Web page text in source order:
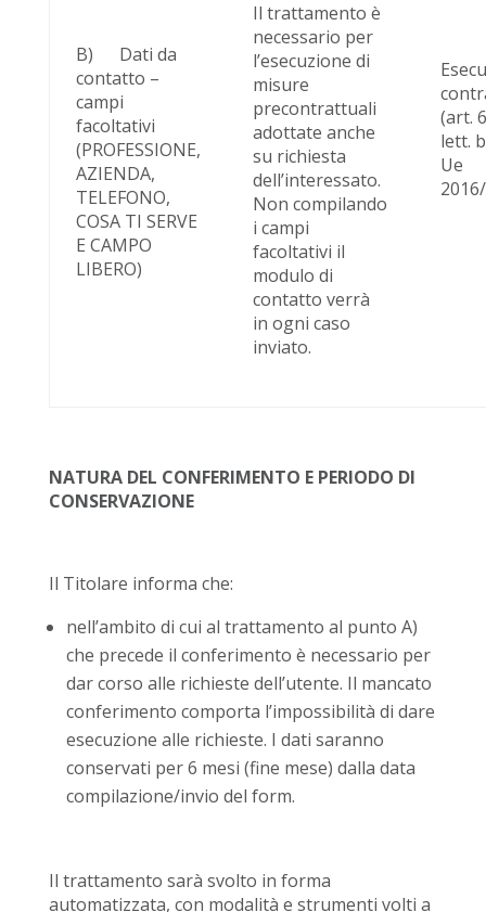
B) Dati da
contatto –
campi
facoltativi
(PROFESSIONE,
AZIENDA,
TELEFONO,
COSA TI SERVE
E CAMPO
LIBERO)
Il trattamento è
necessario per
l’esecuzione di
misure
precontrattuali
adottate anche
su richiesta
dell’interessato.
Non compilando
i campi
facoltativi il
modulo di
contatto verrà
in ogni caso
inviato.
(art.
lett.
Ue
NATURA DEL CONFERIMENTO E PERIODO DI
CONSERVAZIONE
Il Titolare informa che:
nell’ambito di cui al trattamento al punto A)
che precede il conferimento è necessario per
dar corso alle richieste dell’utente. Il mancato
conferimento comporta l’impossibilità di dare
esecuzione alle richieste. I dati saranno
conservati per 6 mesi (fine mese) dalla data
compilazione/invio del form.
Il trattamento sarà svolto in forma
automatizzata, con modalità e strumenti volti a